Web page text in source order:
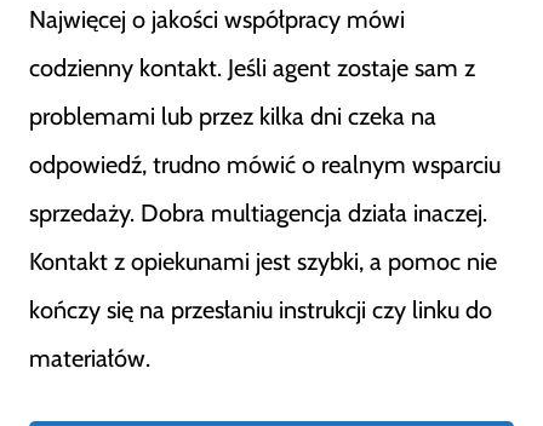
Najwięcej o jakości współpracy mówi
codzienny kontakt. Jeśli agent zostaje sam z
problemami lub przez kilka dni czeka na
odpowiedź, trudno mówić o realnym wsparciu
sprzedaży. Dobra multiagencja działa inaczej.
Kontakt z opiekunami jest szybki, a pomoc nie
kończy się na przesłaniu instrukcji czy linku do
materiałów.